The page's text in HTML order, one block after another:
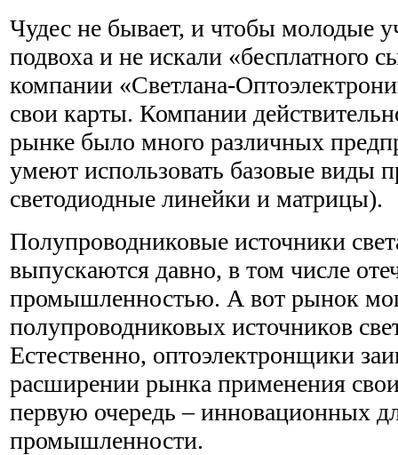
Чудес не бывает, и чтобы молодые
подвоха и не искали «бесплатного
компании «Светлана-
свои карты. Компании
рынке было много различных
умеют использовать базовые виды
светодиодные линейки и матрицы).
Полупроводниковые источники
выпускаются давно, в том числе
промышленностью. А вот рынок
полупроводниковых источников
Естественно, оптоэлектронщики
расширении рынка применения
первую очередь – инновационных
промышленности.